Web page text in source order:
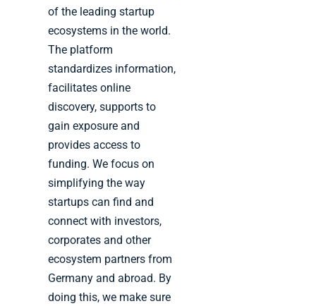
of the leading startup
ecosystems in the world.
The platform
standardizes information,
facilitates online
discovery, supports to
gain exposure and
provides access to
funding. We focus on
simplifying the way
startups can find and
connect with investors,
corporates and other
ecosystem partners from
Germany and abroad. By
doing this, we make sure